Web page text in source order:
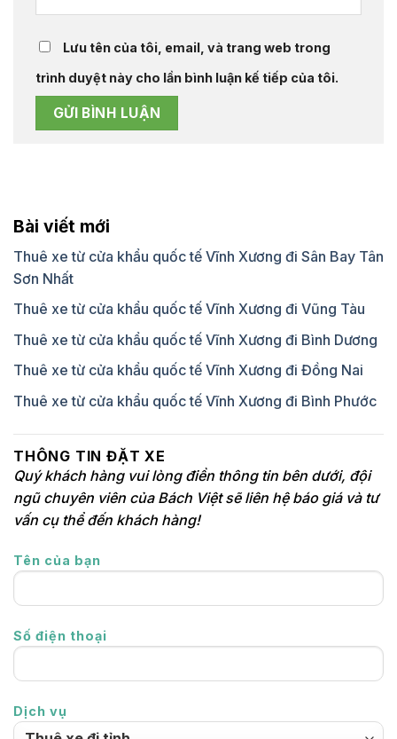
Lưu tên của tôi, email, và trang web trong
trình duyệt này cho lần bình luận kế tiếp của tôi.
Bài viết mới
Thuê xe từ cửa khẩu quốc tế Vĩnh Xương đi Sân Bay Tân
Sơn Nhất
Thuê xe từ cửa khẩu quốc tế Vĩnh Xương đi Vũng Tàu
Thuê xe từ cửa khẩu quốc tế Vĩnh Xương đi Bình Dương
Thuê xe từ cửa khẩu quốc tế Vĩnh Xương đi Đồng Nai
Thuê xe từ cửa khẩu quốc tế Vĩnh Xương đi Bình Phước
THÔNG TIN ĐẶT XE
Quý khách hàng vui lòng điền thông tin bên dưới, đội
ngũ chuyên viên của Bách Việt sẽ liên hệ báo giá và tư
vấn cụ thể đến khách hàng!
Tên của bạn
Số điện thoại
Dịch vụ